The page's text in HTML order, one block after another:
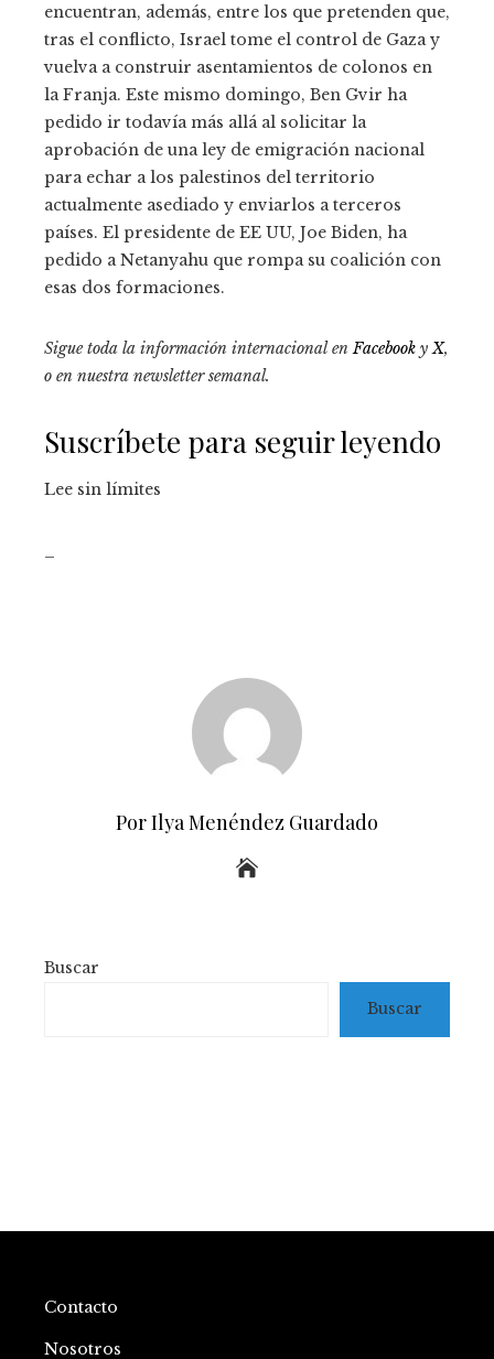
encuentran, además, entre los que pretenden que,
tras el conflicto, Israel tome el control de Gaza y
vuelva a construir asentamientos de colonos en
la Franja. Este mismo domingo, Ben Gvir ha
pedido ir todavía más allá al solicitar la
aprobación de una ley de emigración nacional
para echar a los palestinos del territorio
actualmente asediado y enviarlos a terceros
países. El presidente de EE UU, Joe Biden, ha
pedido a Netanyahu que rompa su coalición con
esas dos formaciones.
Sigue toda la información internacional enFacebook yX,
o en nuestra newsletter semanal.
Suscríbete para seguir leyendo
Lee sin límites
Por Ilya Menéndez Guardado
Buscar
Buscar
Contacto
Nosotros